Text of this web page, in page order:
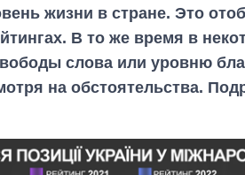
жизни в стране. Это
В то же время в
слова или уровню
на обстоятельства.